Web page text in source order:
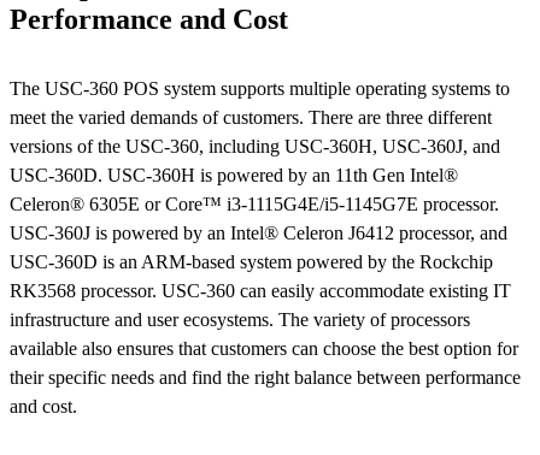
Performance and Cost
The USC-360 POS system supports multiple operating systems to
meet the varied demands of customers. There are three different
versions of the USC-360, including USC-360H, USC-360J, and
USC-360D. USC-360H is powered by an 11th Gen Intel®
Celeron® 6305E or Core™ i3-1115G4E/i5-1145G7E processor.
USC-360J is powered by an Intel® Celeron J6412 processor, and
USC-360D is an ARM-based system powered by the Rockchip
RK3568 processor. USC-360 can easily accommodate existing IT
infrastructure and user ecosystems. The variety of processors
available also ensures that customers can choose the best option for
their specific needs and find the right balance between performance
and cost.